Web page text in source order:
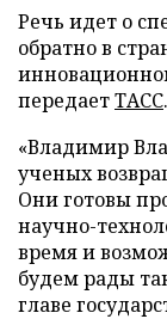
Речь идет о
обратно в
передаетТАСС.
«Владимир
ученых
Они готовы
научно-
время и
будем рады
главе